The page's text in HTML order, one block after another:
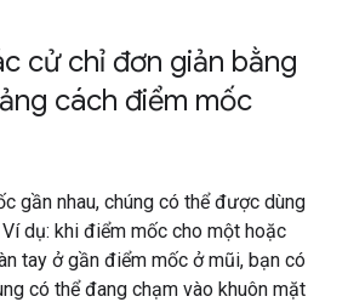
cử chỉ đơn giản bằng
cách điểm mốc
gần nhau, chúng có thể được dùng
dụ: khi điểm mốc cho một hoặc
tay ở gần điểm mốc ở mũi, bạn có
có thể đang chạm vào khuôn mặt